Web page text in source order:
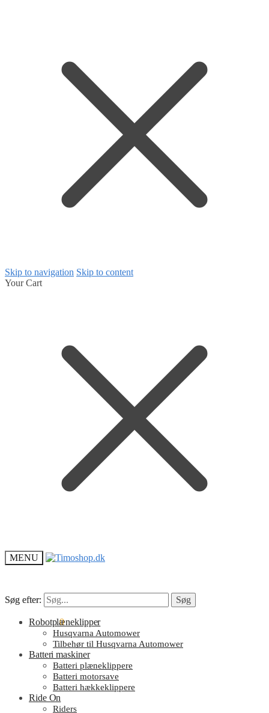
Skip to navigation Skip to content
Your Cart
MENU
Søg efter: Søg
kr.0.00 0
Søg efter: Søg
Robotplæneklipper
Husqvarna Automower
Tilbehør til Husqvarna Automower
Batteri maskiner
Batteri plæneklippere
Batteri motorsave
Batteri hækkeklippere
Ride On
Riders